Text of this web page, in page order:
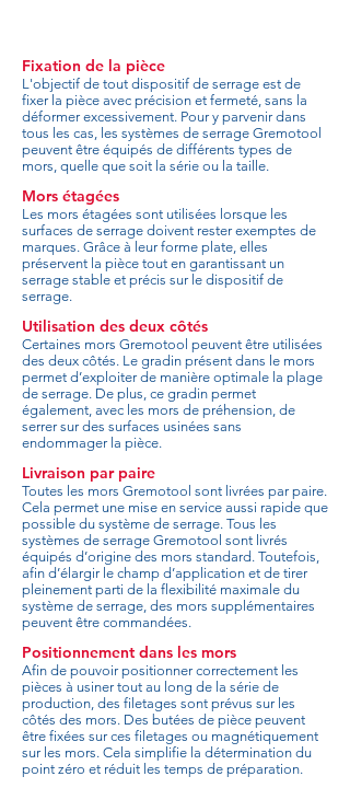
Fixation de la pièce
L'objectif de tout dispositif de serrage est de
fixer la pièce avec précision et fermeté, sans la
déformer excessivement. Pour y parvenir dans
tous les cas, les systèmes de serrage Gremotool
peuvent être équipés de différents types de
mors, quelle que soit la série ou la taille.
Mors étagées
Les mors étagées sont utilisées lorsque les
surfaces de serrage doivent rester exemptes de
marques. Grâce à leur forme plate, elles
préservent la pièce tout en garantissant un
serrage stable et précis sur le dispositif de
serrage.
Utilisation des deux côtés
Certaines mors Gremotool peuvent être utilisées
des deux côtés. Le gradin présent dans le mors
permet d’exploiter de manière optimale la plage
de serrage. De plus, ce gradin permet
également, avec les mors de préhension, de
serrer sur des surfaces usinées sans
endommager la pièce.
Livraison par paire
Toutes les mors Gremotool sont livrées par paire.
Cela permet une mise en service aussi rapide que
possible du système de serrage. Tous les
systèmes de serrage Gremotool sont livrés
équipés d’origine des mors standard. Toutefois,
afin d’élargir le champ d’application et de tirer
pleinement parti de la flexibilité maximale du
système de serrage, des mors supplémentaires
peuvent être commandées.
Positionnement dans les mors
Afin de pouvoir positionner correctement les
pièces à usiner tout au long de la série de
production, des filetages sont prévus sur les
côtés des mors. Des butées de pièce peuvent
être fixées sur ces filetages ou magnétiquement
sur les mors. Cela simplifie la détermination du
point zéro et réduit les temps de préparation.